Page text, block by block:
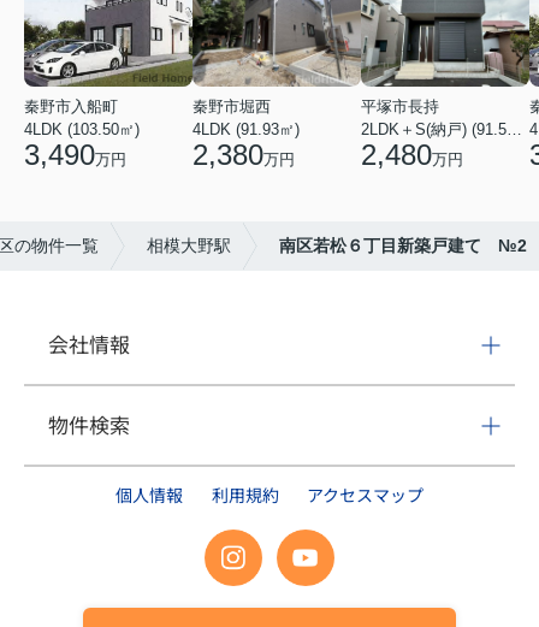
秦野市入船町
4LDK (103.50㎡)
3,490万円
秦野市堀西
4LDK (91.93㎡)
2,380万円
平塚市長持
2,480万円
の物件一覧 相模大野駅 南区若松６丁目新築戸建て №2
会社情報
物件検索
個人情報 利用規約 アクセスマップ